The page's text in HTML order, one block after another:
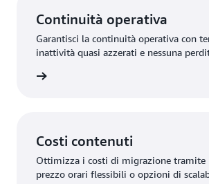
Continuità operativa
Garantisci la continuità operativa con
inattività quasi azzerati e nessuna
Costi contenuti
Ottimizza i costi di migrazione tramite
prezzo orari flessibili o opzioni di